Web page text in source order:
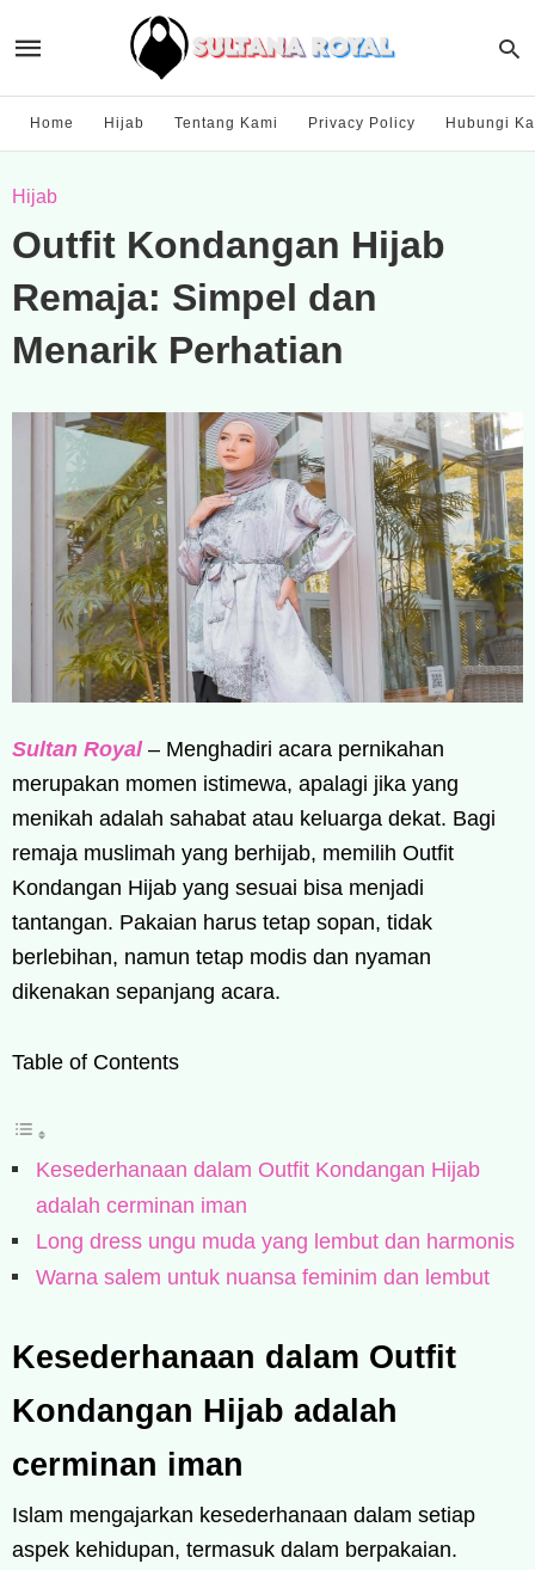
Home Hijab Tentang Kami Privacy Policy Hubungi
Hijab
Outfit Kondangan Hijab
Remaja: Simpel dan
Menarik Perhatian
Sultan Royal– Menghadiri acara pernikahan
merupakan momen istimewa, apalagi jika yang
menikah adalah sahabat atau keluarga dekat. Bagi
remaja muslimah yang berhijab, memilih Outfit
Kondangan Hijab yang sesuai bisa menjadi
tantangan. Pakaian harus tetap sopan, tidak
berlebihan, namun tetap modis dan nyaman
dikenakan sepanjang acara.
Table of Contents
Kesederhanaan dalam Outfit Kondangan Hijab
adalah cerminan iman
Long dress ungu muda yang lembut dan harmonis
Warna salem untuk nuansa feminim dan lembut
Kesederhanaan dalam Outfit
Kondangan Hijab adalah
cerminan iman
Islam mengajarkan kesederhanaan dalam setiap
aspek kehidupan, termasuk dalam berpakaian.